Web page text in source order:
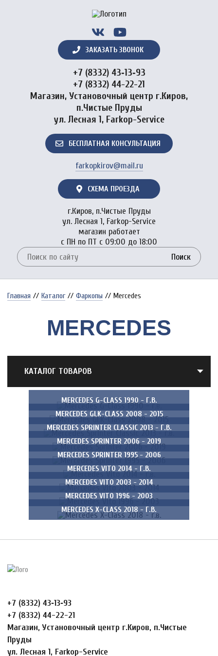
ЗАКАЗАТЬ ЗВОНОК
+7 (8332) 43‑13‑93
+7 (8332) 44-22-21
Магазин, Установочный центр г.Киров,
п.Чистые Пруды
ул. Лесная 1, Farkop-Service
БЕСПЛАТНАЯ КОНСУЛЬТАЦИЯ
farkopkirov@mail.ru
СХЕМА ПРОЕЗДА
г.Киров, п.Чистые Пруды
ул. Лесная 1, Farkop-Service
магазин работает
с ПН по ПТ с 09:00 до 18:00
Поиск
Главная // Каталог // Фаркопы // Mercedes
MERCEDES
КАТАЛОГ ТОВАРОВ
MERCEDES G-CLASS 1990 - Г.В.
MERCEDES GLK-CLASS 2008 - 2015
MERCEDES SPRINTER CLASSIC 2013 - Г.В.
MERCEDES SPRINTER 2006 - 2019
MERCEDES SPRINTER 1995 - 2006
MERCEDES VITO 2014 - Г.В.
MERCEDES VITO 2003 - 2014
MERCEDES VITO 1996 - 2003
MERCEDES X-CLASS 2018 - Г.В.
+7 (8332) 43‑13‑93
+7 (8332) 44-22-21
Магазин, Установочный центр г.Киров, п.Чистые
Пруды
ул. Лесная 1, Farkop-Service